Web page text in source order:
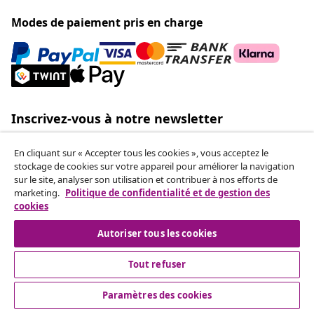
Modes de paiement pris en charge
Inscrivez-vous à notre newsletter
Rejoignez plus de 700 000 acheteurs qui reçoivent les
offres hebdomadaires, les promotions saisonnières et
les nouveautés de vidaXL.
Nos comptes de réseaux sociaux
Service Clients
En cliquant sur « Accepter tous les cookies », vous acceptez le
stockage de cookies sur votre appareil pour améliorer la navigation
sur le site, analyser son utilisation et contribuer à nos efforts de
marketing. Politique de confidentialité et de gestion des
cookies
Autoriser tous les cookies
Tout refuser
Paramètres des cookies